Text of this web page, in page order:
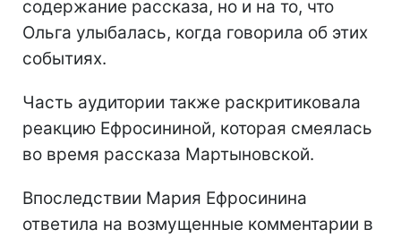
содержание рассказа, но и на то, что
Ольга улыбалась, когда говорила об этих
событиях.
Часть аудитории также раскритиковала
реакцию Ефросининой, которая смеялась
во время рассказа Мартыновской.
Впоследствии Мария Ефросинина
ответила на возмущенные комментарии в